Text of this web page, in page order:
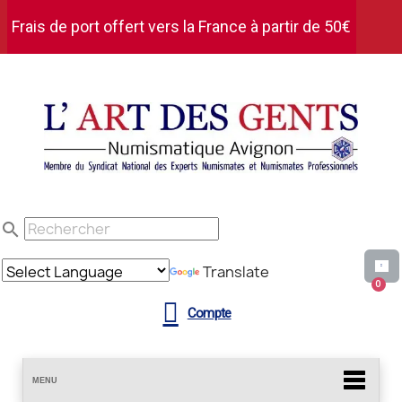
Frais de port offert vers la France à partir de 50€
search
Translate
Compte
MENU